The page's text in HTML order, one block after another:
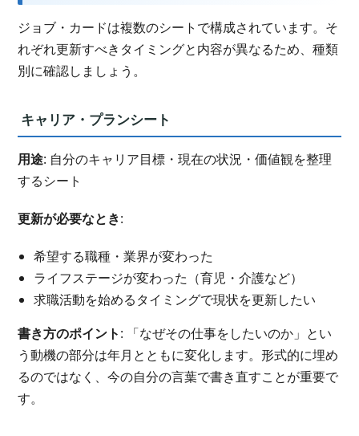
ジョブ・カードは複数のシートで構成されています。そ
れぞれ更新すべきタイミングと内容が異なるため、種類
別に確認しましょう。
キャリア・プランシート
用途: 自分のキャリア目標・現在の状況・価値観を整理
するシート
更新が必要なとき:
希望する職種・業界が変わった
ライフステージが変わった（育児・介護など）
求職活動を始めるタイミングで現状を更新したい
書き方のポイント: 「なぜその仕事をしたいのか」とい
う動機の部分は年月とともに変化します。形式的に埋め
るのではなく、今の自分の言葉で書き直すことが重要で
す。